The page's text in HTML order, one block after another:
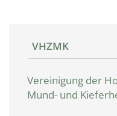
VHZMK
Vereinigung der
Mund- und